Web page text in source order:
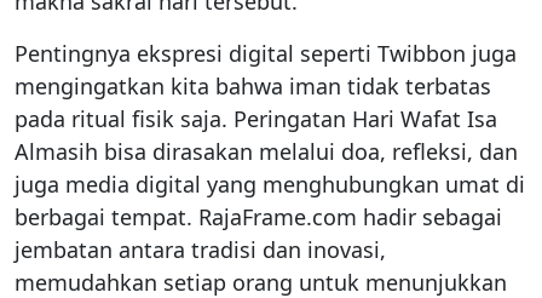
Pentingnya ekspresi digital seperti Twibbon juga
mengingatkan kita bahwa iman tidak terbatas
pada ritual fisik saja. Peringatan Hari Wafat Isa
Almasih bisa dirasakan melalui doa, refleksi, dan
juga media digital yang menghubungkan umat di
berbagai tempat. RajaFrame.com hadir sebagai
jembatan antara tradisi dan inovasi,
memudahkan setiap orang untuk menunjukkan